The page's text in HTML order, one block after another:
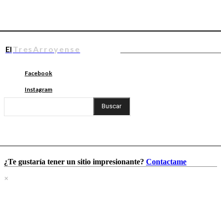
El TresArroyense
Facebook
Instagram
Buscar
¿Te gustaría tener un sitio impresionante? Contactame
×